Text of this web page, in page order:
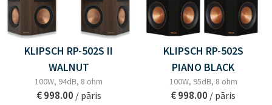
KLIPSCH RP-502S II
WALNUT
100W, 94dB, 8 ohm
€ 998.00 / pāris
KLIPSCH RP-502S
PIANO BLACK
100W, 95dB, 8 ohm
€ 998.00 / pāris